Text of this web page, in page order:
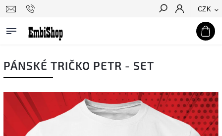
CZK
Hledat
PÁNSKÉ TRIČKO PETR - SET